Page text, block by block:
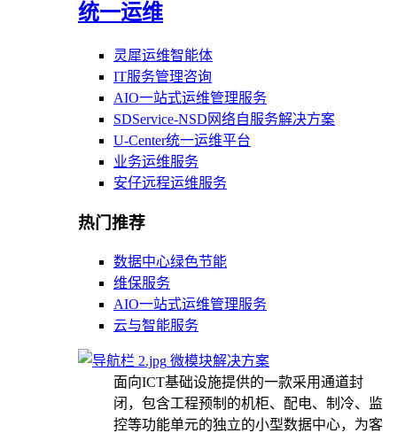
统一运维
灵犀运维智能体
IT服务管理咨询
AIO一站式运维管理服务
SDService-NSD网络自服务解决方案
U-Center统一运维平台
业务运维服务
安仔远程运维服务
热门推荐
数据中心绿色节能
维保服务
AIO一站式运维管理服务
云与智能服务
微模块解决方案
面向ICT基础设施提供的一款采用通道封
闭，包含工程预制的机柜、配电、制冷、监
控等功能单元的独立的小型数据中心，为客